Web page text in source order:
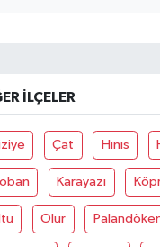
İLÇELER
Çat Hınıs
Karayazı
Olur